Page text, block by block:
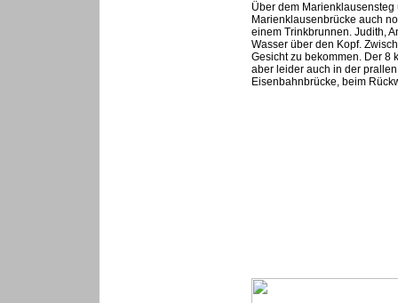
Über dem
Marienklausenbrücke auch
einem Trinkbrunnen. Judith,
Wasser über den Kopf.
Gesicht zu bekommen. Der 8
aber leider auch in der
Eisenbahnbrücke, beim